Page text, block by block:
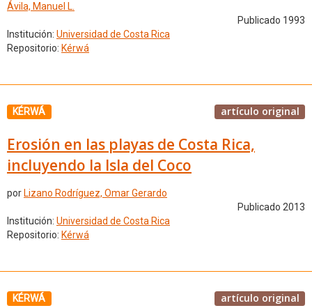
Ávila, Manuel L.
Publicado 1993
Institución: Universidad de Costa Rica
Repositorio: Kérwá
KÉRWÁ artículo original
Erosión en las playas de Costa Rica,
incluyendo la Isla del Coco
por Lizano Rodríguez, Omar Gerardo
Publicado 2013
Institución: Universidad de Costa Rica
Repositorio: Kérwá
KÉRWÁ artículo original